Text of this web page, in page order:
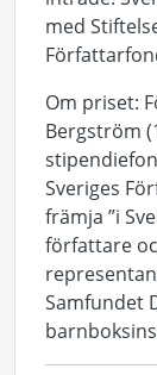
med
Om priset:
Bergström
Sveriges
främja ”i
författare
Samfundet